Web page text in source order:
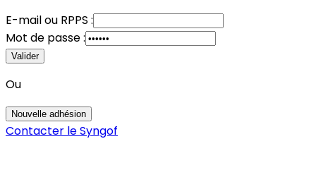
E-mailou RPPS :
Mot de passe :
Valider
Ou
Nouvelle adhésion
Contacter le Syngof